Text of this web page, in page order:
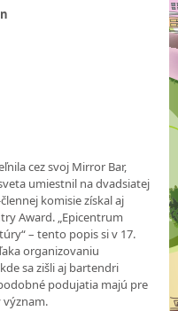
cez svoj Mirror Bar,
umiestnil na dvadsiatej
komisie získal aj
Award. „Epicentrum
– tento popis si v 17.
organizovaniu
sa zišli aj bartendri
podujatia majú pre
význam.